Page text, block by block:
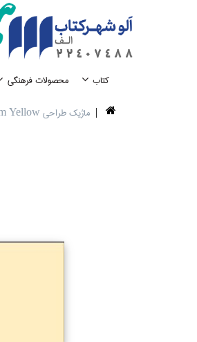
كتاب محصولات فرهنگي
ماژيك طراحي ZIG- KURECOLOR 422 Cream Yellow